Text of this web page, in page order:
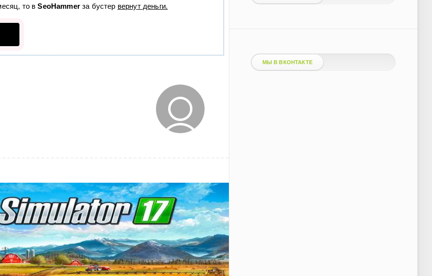
то вSeoHammerза бустер вернут деньги.
МЫ В ВКОНТАКТЕ